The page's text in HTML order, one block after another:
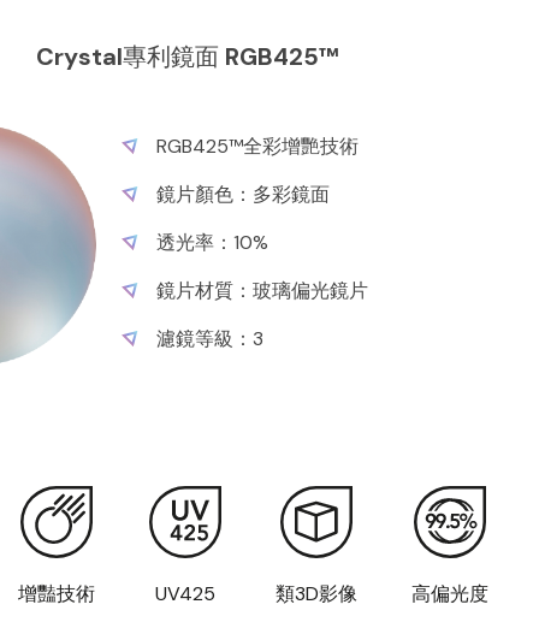
Crystal專利鏡面 RGB425™
RGB425™全彩增艷技術
鏡片顏色：多彩鏡面
透光率：10%
鏡片材質：玻璃偏光鏡片
濾鏡等級：3
增豔技術 UV425 類3D影像 高偏光度
冥王星Pluto R425™
R425™增艷技術
鏡片顏色：經典灰片
透光率：11%
鏡片材質：玻璃偏光鏡片
濾鏡等級：3
增豔技術 UV425 類3D影像 高偏光度
木星Jupiter R425™
R425™增艷技術
鏡片顏色：經典茶片
透光率：11%
鏡片材質：玻璃偏光鏡片
濾鏡等級：3
增豔技術 UV425 類3D影像 高偏光度